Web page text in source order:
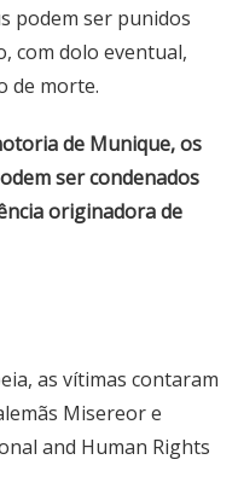
podem ser punidos
com dolo eventual,
de morte.
de Munique, os
ser condenados
originadora de
as vítimas contaram
Misereor e
and Human Rights